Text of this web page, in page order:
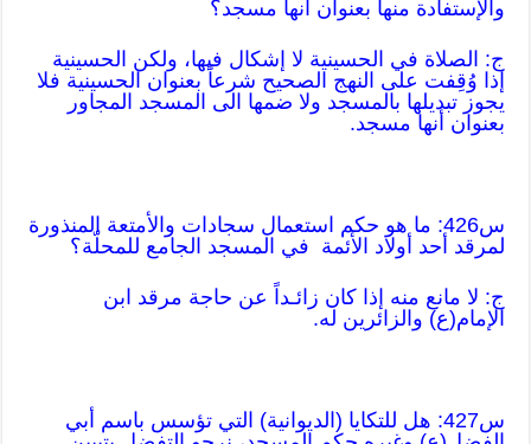
والإستفادة منها بعنوان أنها مسجد؟
ج: الصلاة في الحسينية لا إشكال فيها، ولكن الحسينية
إذا وُقِفت على النهج الصحيح شرعاً بعنوان الحسينية فلا
يجوز تبديلها بالمسجد ولا ضمها الى المسجد المجاور
بعنوان أنها مسجد.
س426: ما هو حكم استعمال سجادات والأمتعة المنذورة
لمرقد أحد أولاد الأئمة في المسجد الجامع للمحلّة؟
ج: لا مانع منه إذا كان زائـداً عن حاجة مرقد ابن
الإمام(ع) والزائرين له.
س427: هل للتكايا (الديوانية) التي تؤسس باسم أبي